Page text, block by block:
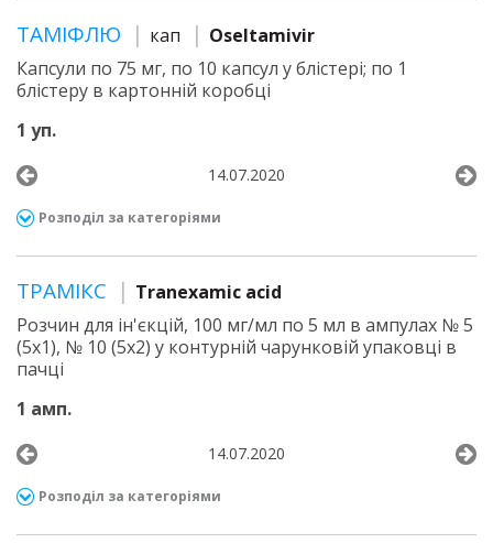
ТАМІФЛЮ кап
Oseltamivir
Капсули по 75 мг, по 10 капсул у блістері; по 1
блістеру в картонній коробці
1 уп.
14.07.2020
Розподіл за категоріями
ТРАМІКС
Tranexamic acid
Розчин для ін'єкцій, 100 мг/мл по 5 мл в ампулах № 5
(5х1), № 10 (5х2) у контурній чарунковій упаковці в
пачці
1 амп.
14.07.2020
Розподіл за категоріями